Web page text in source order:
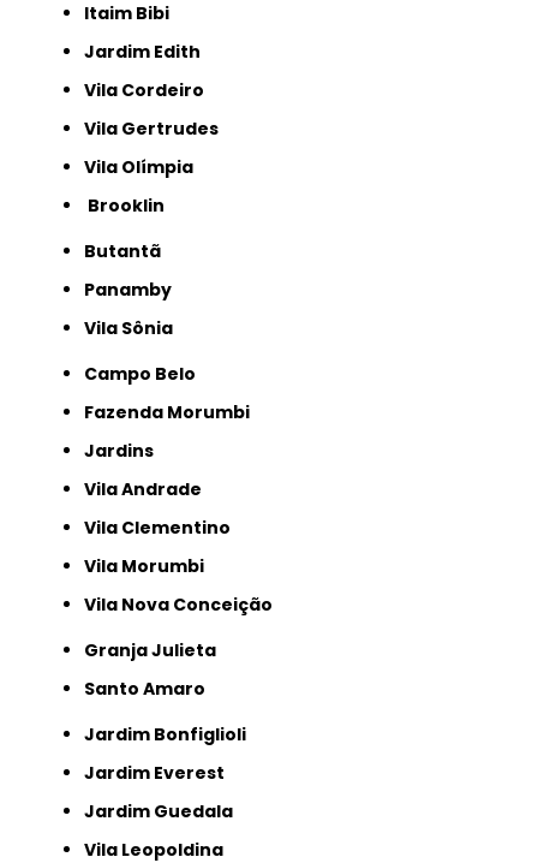
Itaim Bibi
Jardim Edith
Vila Cordeiro
Vila Gertrudes
Vila Olímpia
Brooklin
Butantã
Panamby
Vila Sônia
Campo Belo
Fazenda Morumbi
Jardins
Vila Andrade
Vila Clementino
Vila Morumbi
Vila Nova Conceição
Granja Julieta
Santo Amaro
Jardim Bonfiglioli
Jardim Everest
Jardim Guedala
Vila Leopoldina